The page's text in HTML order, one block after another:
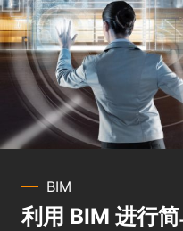
BIM
利用 BIM 进行简